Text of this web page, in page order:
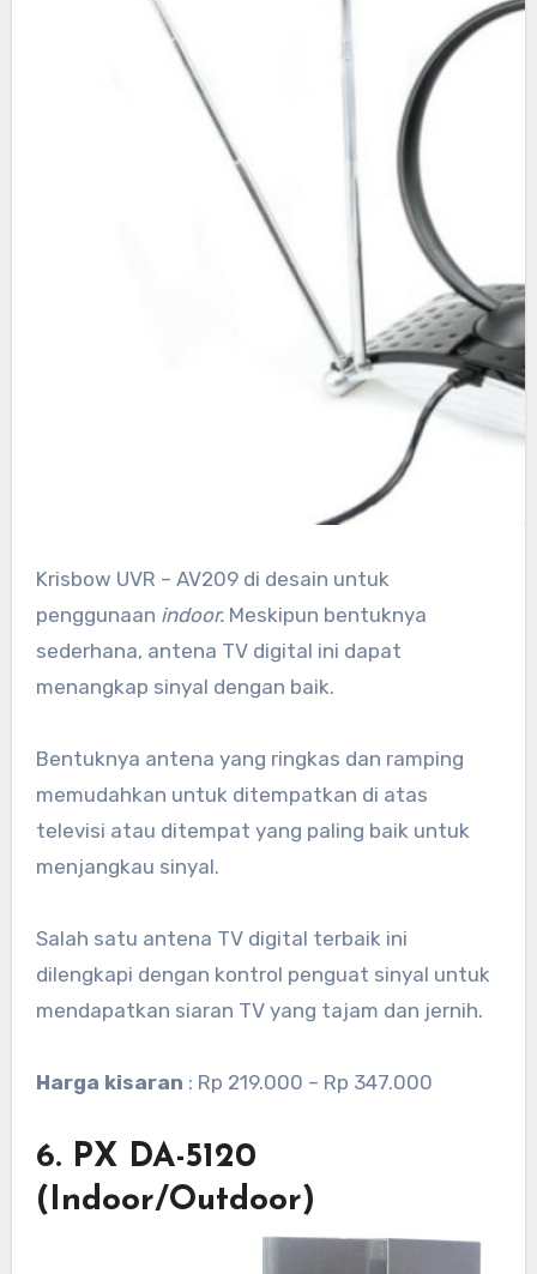
Krisbow UVR – AV209 di desain untuk
penggunaan indoor. Meskipun bentuknya
sederhana, antena TV digital ini dapat
menangkap sinyal dengan baik.
Bentuknya antena yang ringkas dan ramping
memudahkan untuk ditempatkan di atas
televisi atau ditempat yang paling baik untuk
menjangkau sinyal.
Salah satu antena TV digital terbaik ini
dilengkapi dengan kontrol penguat sinyal untuk
mendapatkan siaran TV yang tajam dan jernih.
Harga kisaran : Rp 219.000 – Rp 347.000
6. PX DA-5120
(Indoor/Outdoor)